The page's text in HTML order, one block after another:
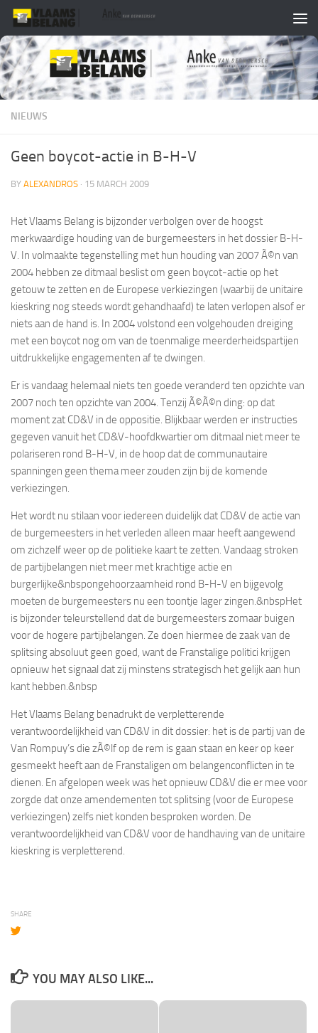
Skip to content
NIEUWS
Geen boycot-actie in B-H-V
BY ALEXANDROS · 15 MARCH 2009
Het Vlaams Belang is bijzonder verbolgen over de hoogst
merkwaardige houding van de burgemeesters in het dossier B-H-
V. In volmaakte tegenstelling met hun houding van 2007 Ã©n van
2004 hebben ze ditmaal beslist om geen boycot-actie op het
getouw te zetten en de Europese verkiezingen (waarbij de unitaire
kieskring nog steeds wordt gehandhaafd) te laten verlopen alsof er
niets aan de hand is. In 2004 volstond een volgehouden dreiging
met een boycot nog om van de toenmalige meerderheidspartijen
uitdrukkelijke engagementen af te dwingen.
Er is vandaag helemaal niets ten goede veranderd ten opzichte van
2007 noch ten opzichte van 2004. Tenzij Ã©Ã©n ding: op dat
moment zat CD&V in de oppositie. Blijkbaar werden er instructies
gegeven vanuit het CD&V-hoofdkwartier om ditmaal niet meer te
polariseren rond B-H-V, in de hoop dat de communautaire
spanningen geen thema meer zouden zijn bij de komende
verkiezingen.
Het wordt nu stilaan voor iedereen duidelijk dat CD&V de actie van
de burgemeesters in het verleden alleen maar heeft aangewend
om zichzelf weer op de politieke kaart te zetten. Vandaag stroken
de partijbelangen niet meer met krachtige actie en
burgerlijke&nbspongehoorzaamheid rond B-H-V en bijgevolg
moeten de burgemeesters nu een toontje lager zingen.&nbspHet
is bijzonder teleurstellend dat de burgemeesters zomaar buigen
voor de hogere partijbelangen. Ze doen hiermee de zaak van de
splitsing absoluut geen goed, want de Franstalige politici krijgen
opnieuw het signaal dat zij minstens strategisch het gelijk aan hun
kant hebben.&nbsp
Het Vlaams Belang benadrukt de verpletterende
verantwoordelijkheid van CD&V in dit dossier: het is de partij van de
Van Rompuy’s die zÃ©lf op de rem is gaan staan en keer op keer
gesmeekt heeft aan de Franstaligen om belangenconflicten in te
dienen. En afgelopen week was het opnieuw CD&V die er mee voor
zorgde dat onze amendementen tot splitsing (voor de Europese
verkiezingen) zelfs niet konden besproken worden. De
verantwoordelijkheid van CD&V voor de handhaving van de unitaire
kieskring is verpletterend.
SHARE
YOU MAY ALSO LIKE...